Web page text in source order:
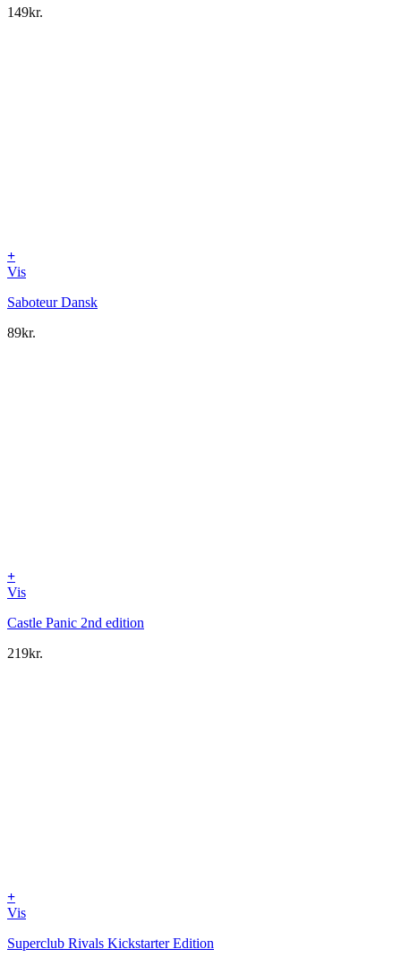
149kr.
+
Vis
Saboteur Dansk
89kr.
+
Vis
Castle Panic 2nd edition
219kr.
+
Vis
Superclub Rivals Kickstarter Edition